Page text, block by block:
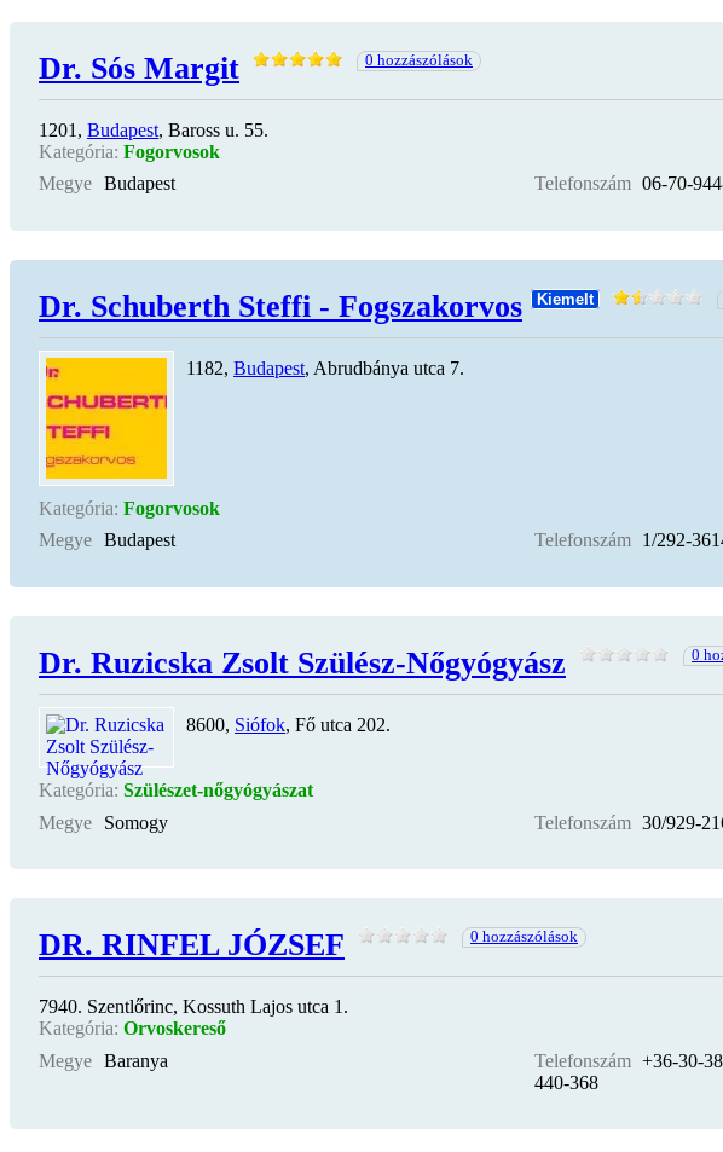
Dr. Sós Margit 0 hozzászólások
1201, Budapest, Baross u. 55.
Kategória: Fogorvosok
Megye Budapest Telefonszám 06-70-
Dr. Schuberth Steffi - Fogszakorvos Kiemelt
1182, Budapest, Abrudbánya utca 7.
Kategória: Fogorvosok
Megye Budapest Telefonszám 1/292-
Dr. Ruzicska Zsolt Szülész-Nőgyógyász 0
8600, Siófok, Fő utca 202.
Kategória: Szülészet-nőgyógyászat
Megye
Somogy Telefonszám 30/929-
DR. RINFEL JÓZSEF 0 hozzászólások
7940. Szentlőrinc, Kossuth Lajos utca 1.
Kategória: Orvoskereső
Megye Baranya Telefonszám +36-30-
440-368